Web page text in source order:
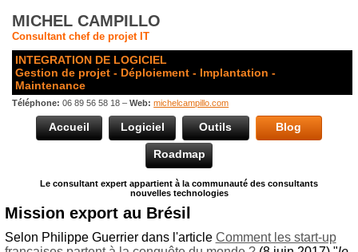
MICHEL CAMPILLO
Consultant chef de projet IT
INTEGRATION DE LOGICIEL
Gestion de projet - Déploiement - Implantation -
Maintenance
Téléphone: 06 89 56 58 18 –Web: michelcampillo.com
Accueil Logiciel Outils Blog
Roadmap
Le consultant expert appartient à la communauté des consultants
nouvelles technologies
Mission export au Brésil
Selon Philippe Guerrier dans l'article Comment les start-up